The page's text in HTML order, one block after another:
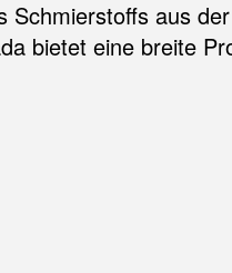
Schmierstoffs aus
bietet eine breite